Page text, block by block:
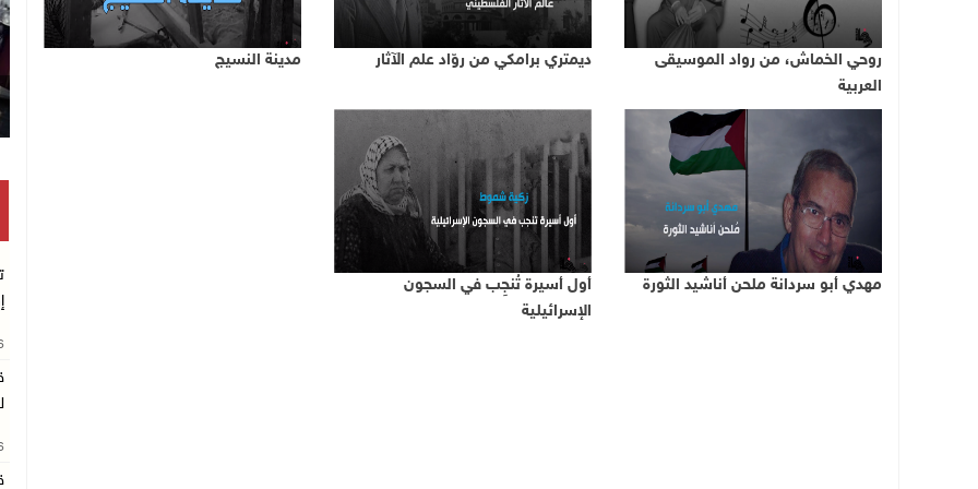
روحي الخماش، من رواد الموسيقى
العربية
ديمتري برامكي من روّاد علم الآثار مدينة النسيج
مهدي أبو سردانة ملحن أناشيد الثورة
أول أسيرة تُنجِب في السجون
الإسرائيلية